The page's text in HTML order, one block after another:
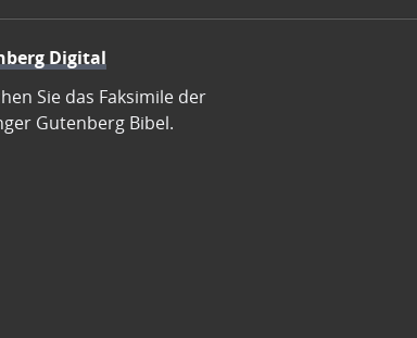
Digital
Sie das Faksimile der
Gutenberg Bibel.